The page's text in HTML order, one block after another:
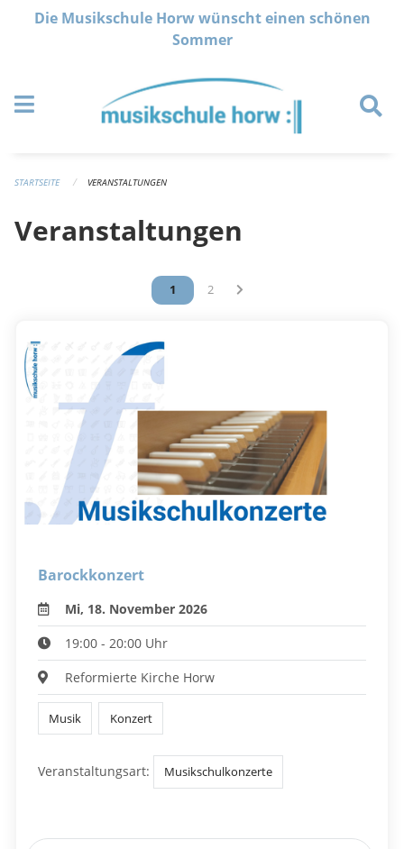
Navigation überspringen
Die Musikschule Horw wünscht einen schönen
Sommer
STARTSEITE VERANSTALTUNGEN
Veranstaltungen
Vous êtes sur la page
1 Vous êtes sur la page
2
Barockkonzert
Mi, 18. November 2026
19:00 - 20:00 Uhr
Reformierte Kirche Horw
Musik Konzert
Veranstaltungsart: Musikschulkonzerte